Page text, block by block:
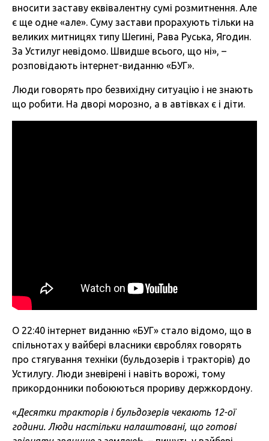
вносити заставу еквівалентну сумі розмитнення. Але
є ще одне «але». Суму застави прорахують тільки на
великих митницях типу Шегині, Рава Руська, Ягодин.
За Устилуг невідомо. Швидше всього, що ні», –
розповідають інтернет-виданню «БУГ».
Люди говорять про безвихідну ситуацію і не знають
що робити. На дворі морозно, а в автівках є і діти.
О 22:40 інтернет виданню «БУГ» стало відомо, що в
спільнотах у вайбері власники євроблях говорять
про стягування техніки (бульдозерів і тракторів) до
Устилугу. Люди зневірені і навіть ворожі, тому
прикордонники побоюються прориву держкордону.
«Десятки тракторів і бульдозерів чекають 12-ої
години. Люди настільки налаштовані, що готові